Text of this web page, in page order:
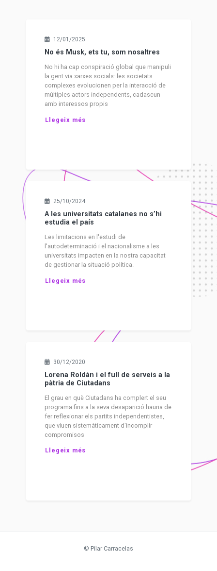
12/01/2025
No és Musk, ets tu, som nosaltres
No hi ha cap conspiració global que manipuli
la gent via xarxes socials: les societats
complexes evolucionen per la interacció de
múltiples actors independents, cadascun
amb interessos propis
Llegeix més
25/10/2024
A les universitats catalanes no s’hi
estudia el país
Les limitacions en l'estudi de
l'autodeterminació i el nacionalisme a les
universitats impacten en la nostra capacitat
de gestionar la situació política.
Llegeix més
30/12/2020
Lorena Roldán i el full de serveis a la
pàtria de Ciutadans
El grau en què Ciutadans ha complert el seu
programa fins a la seva desaparició hauria de
fer reflexionar els partits independentistes,
que viuen sistemàticament d'incomplir
compromisos
Llegeix més
© Pilar Carracelas